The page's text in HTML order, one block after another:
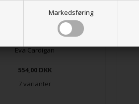
Markedsføring
Eva Cardigan
554,00 DKK
7 varianter